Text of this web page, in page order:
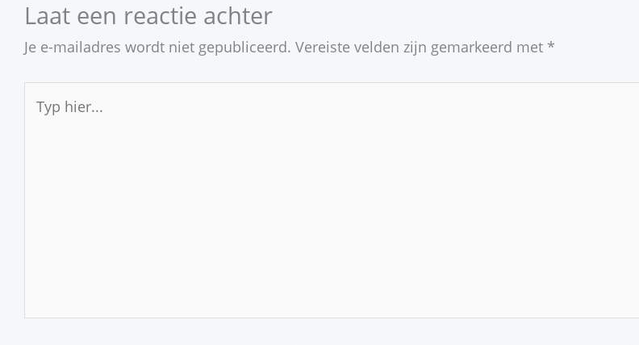
Laat een reactie achter
Je e-mailadres wordt niet gepubliceerd. Vereiste velden zijn gemarkeerd met *
hier...